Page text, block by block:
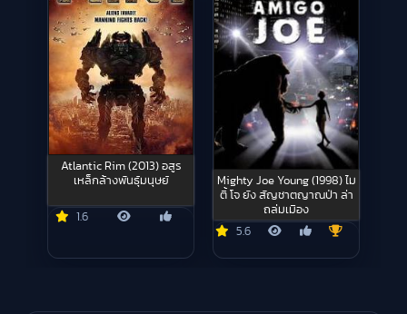
Atlantic Rim (2013) อสูร
เหล็กล้างพันธุ์มนุษย์
1.6
Mighty Joe Young (1998) ไม
ตี้ โจ ยัง สัญชาตญาณป่า ล่า
ถล่มเมือง
5.6